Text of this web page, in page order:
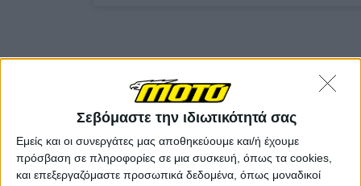
Σεβόμαστε την ιδιωτικότητά σας
Εμείς και οι συνεργάτες μας αποθηκεύουμε και/ή έχουμε
πρόσβαση σε πληροφορίες σε μια συσκευή, όπως τα cookies,
και επεξεργαζόμαστε προσωπικά δεδομένα, όπως μοναδικοί
Έσπασαν τα ρολά με αυτοκίνητο
Στο πρώτο βίντεο φαίνεται ένα λευκό αυτοκίνητο να
κάνει όπισθεν και να πέφτει πάνω στα μεταλλικά ρολά
της αντιπροσωπείας. Λίγο αργότερα εμφανίζεται και